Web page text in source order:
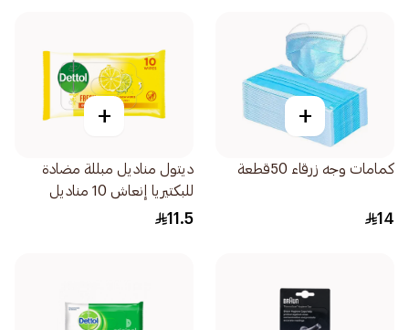
+
كمامات وجه زرقاء 50قطعة
14
+
ديتول مناديل مبللة مضادة
للبكتيريا إنعاش 10 مناديل
11.5